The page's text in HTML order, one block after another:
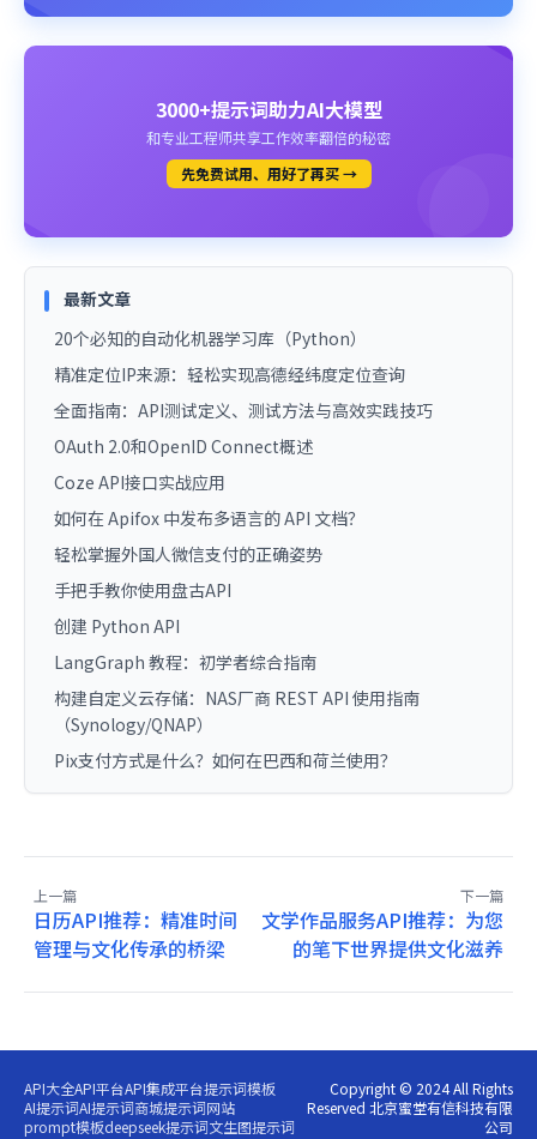
3000+提示词助力AI大模型
和专业工程师共享工作效率翻倍的秘密
先免费试用、用好了再买 →
最新文章
20个必知的自动化机器学习库（Python）
精准定位IP来源：轻松实现高德经纬度定位查询
全面指南：API测试定义、测试方法与高效实践技巧
OAuth 2.0和OpenID Connect概述
Coze API接口实战应用
如何在 Apifox 中发布多语言的 API 文档？
轻松掌握外国人微信支付的正确姿势
手把手教你使用盘古API
创建 Python API
LangGraph 教程：初学者综合指南
构建自定义云存储：NAS厂商 REST API 使用指南
（Synology/QNAP）
Pix支付方式是什么？如何在巴西和荷兰使用？
上一篇
日历API推荐：精准时间
管理与文化传承的桥梁
下一篇
文学作品服务API推荐：为您
的笔下世界提供文化滋养
API大全API平台API集成平台提示词模板
AI提示词AI提示词商城提示词网站
prompt模板deepseek提示词文生图提示词
Copyright © 2024 All Rights
Reserved 北京蜜堂有信科技有限
公司